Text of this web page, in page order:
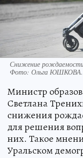
Снижение
Фото: Ольга ЮШКОВА.
Министр
Светлана
снижения
для решения
них. Такое
Уральском